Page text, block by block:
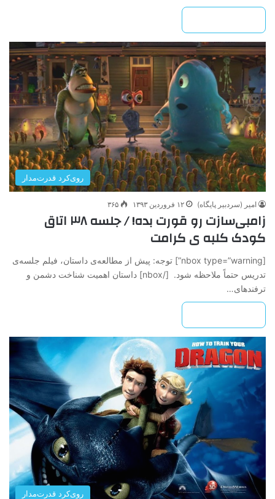
روی‌کرد قدرت‌مدار
امیر (سردبیر پایگاه) ۱۲ فروردین ۱۳۹۳ ۳۶۵
زامبی‌سازت رو قورت بده! / جلسه ۳۸ اتاق
کودک کلبه ی کرامت
[nbox type=”warning”] ‌‌‌‌‌‌توجه: پیش از مطالعه‌ی داستان، فیلم جلسه‌ی
تدریس حتماً ملاحظه شود. [/nbox] داستان اهمیت شناخت دشمن و
ترفند‌های…
روی‌کرد قدرت‌مدار